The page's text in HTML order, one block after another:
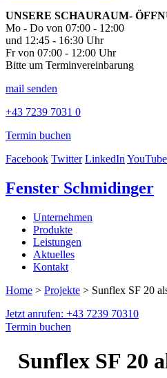
UNSERE SCHAURAUM-
Mo - Do von 07:00 - 12:00
und 12:45 - 16:30 Uhr
Fr von 07:00 - 12:00 Uhr
Bitte um Terminvereinbarung
mail senden
+43 7239 7031 0
Termin buchen
Facebook Twitter LinkedInYouTube
Fenster Schmidinger
Unternehmen
Produkte
Leistungen
Aktuelles
Kontakt
Home > Projekte > Sunflex SF 20
Jetzt anrufen: +43 7239 70310
Termin buchen
Sunflex SF 20